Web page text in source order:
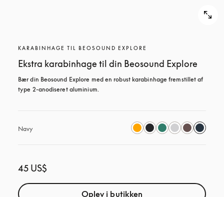
KARABINHAGE TIL BEOSOUND EXPLORE
Ekstra karabinhage til din Beosound Explore
Bær din Beosound Explore med en robust karabinhage fremstillet af
type 2-anodiseret aluminium.
Navy
45 US$
Oplev i butikken